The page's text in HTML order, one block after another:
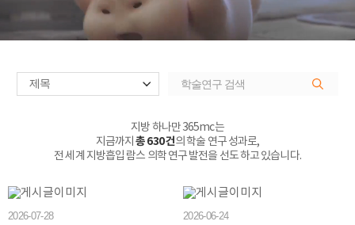
지방 하나만 365mc는
지금까지총 630 건의 학술 연구 성과로,
전 세계 지방흡입 람스 의학 연구 발전을 선도 하고 있습니다.
2026-07-28 2026-06-24